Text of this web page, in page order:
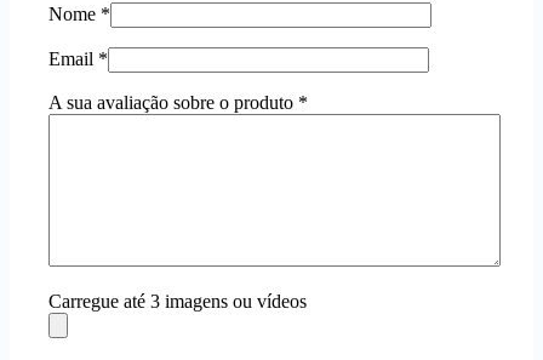
Nome *
Email *
A sua avaliação sobre o produto *
Carregue até 3 imagens ou vídeos